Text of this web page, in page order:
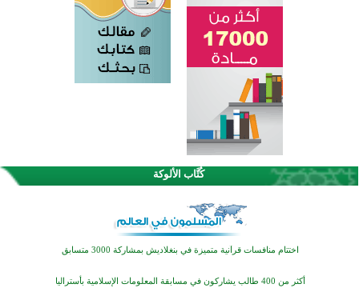
كُتَّاب الألوكة
اختتام الدورة التاسعة لمسابقة حفظ وتلاوة القرآن الكريم في أزناكاييف
تيسليتش تختتم برنامجا تعليميا لتعزيز القيم وبناء الشخصية للشباب المسلمين